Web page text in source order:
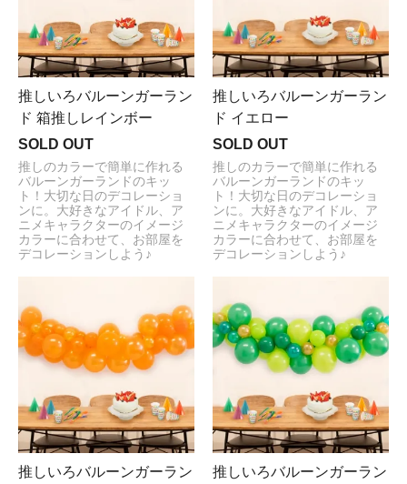
推しいろバルーンガーラン
ド 箱推しレインボー
SOLD OUT
推しのカラーで簡単に作れる
バルーンガーランドのキッ
ト！大切な日のデコレーショ
ンに。大好きなアイドル、ア
ニメキャラクターのイメージ
カラーに合わせて、お部屋を
デコレーションしよう♪
推しいろバルーンガーラン
ド イエロー
SOLD OUT
推しのカラーで簡単に作れる
バルーンガーランドのキッ
ト！大切な日のデコレーショ
ンに。大好きなアイドル、ア
ニメキャラクターのイメージ
カラーに合わせて、お部屋を
デコレーションしよう♪
推しいろバルーンガーラン
推しいろバルーンガーラン